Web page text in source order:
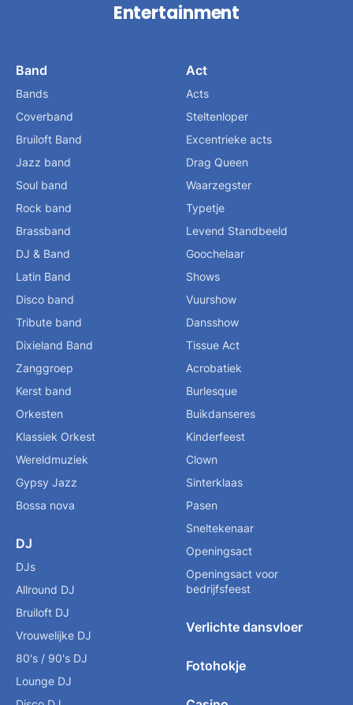
Entertainment
Band
Bands
Coverband
Bruiloft Band
Jazz band
Soul band
Rock band
Brassband
DJ & Band
Latin Band
Disco band
Tribute band
Dixieland Band
Zanggroep
Kerst band
Orkesten
Klassiek Orkest
Wereldmuziek
Gypsy Jazz
Bossa nova
DJ
DJs
Allround DJ
Bruiloft DJ
Vrouwelijke DJ
80's / 90's DJ
Lounge DJ
Act
Acts
Steltenloper
Excentrieke acts
Drag Queen
Waarzegster
Typetje
Levend Standbeeld
Goochelaar
Shows
Vuurshow
Dansshow
Tissue Act
Acrobatiek
Burlesque
Buikdanseres
Kinderfeest
Clown
Sinterklaas
Pasen
Sneltekenaar
Openingsact
Openingsact voor
bedrijfsfeest
Verlichte dansvloer
Fotohokje